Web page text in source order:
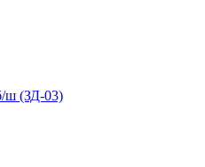
ш (ЗД-03)